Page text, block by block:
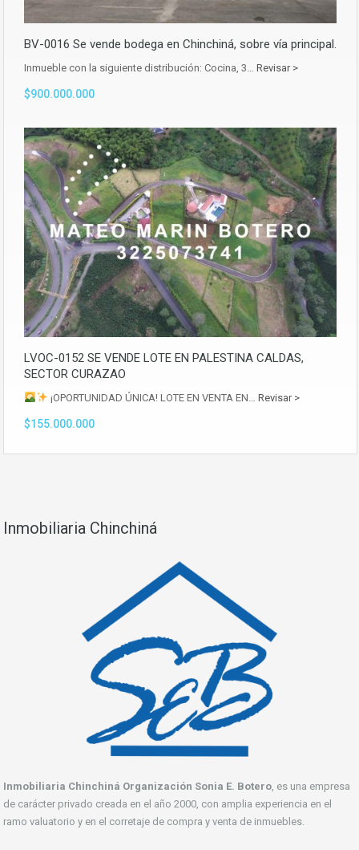
BV-0016 Se vende bodega en Chinchiná, sobre vía principal.
Inmueble con la siguiente distribución: Cocina, 3… Revisar >
$900.000.000
LVOC-0152 SE VENDE LOTE EN PALESTINA CALDAS,
SECTOR CURAZAO
¡OPORTUNIDAD ÚNICA! LOTE EN VENTA EN… Revisar >
$155.000.000
Inmobiliaria Chinchiná
Inmobiliaria Chinchiná Organización Sonia E. Botero , es una empresa
de carácter privado creada en el año 2000, con amplia experiencia en el
ramo valuatorio y en el corretaje de compra y venta de inmuebles.